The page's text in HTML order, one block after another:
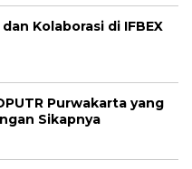
Kolaborasi di IFBEX
Purwakarta yang
Sikapnya